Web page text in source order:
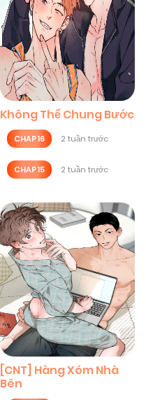
Không Thể Chung Bước
CHAP 16 2 tuần trước
CHAP 15 2 tuần trước
[CNT] Hàng Xóm Nhà
Bên